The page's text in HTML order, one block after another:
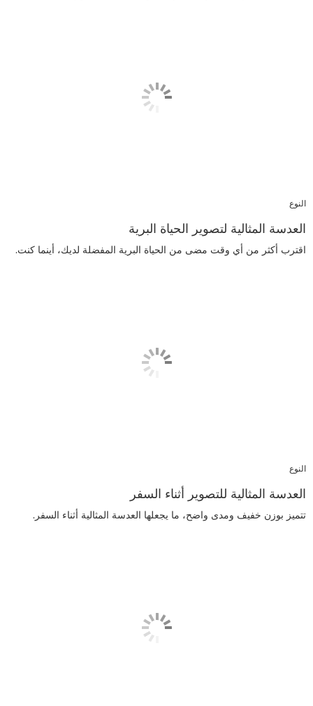
النوع
العدسة المثالية لتصوير الحياة البرية
اقترب أكثر من أي وقت مضى من الحياة البرية المفضلة لديك، أينما كنت.
النوع
العدسة المثالية للتصوير أثناء السفر
تتميز بوزن خفيف ومدى واضح، ما يجعلها العدسة المثالية أثناء السفر.